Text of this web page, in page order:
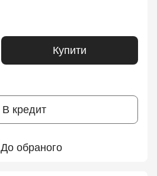
Купити
В кредит
До обраного